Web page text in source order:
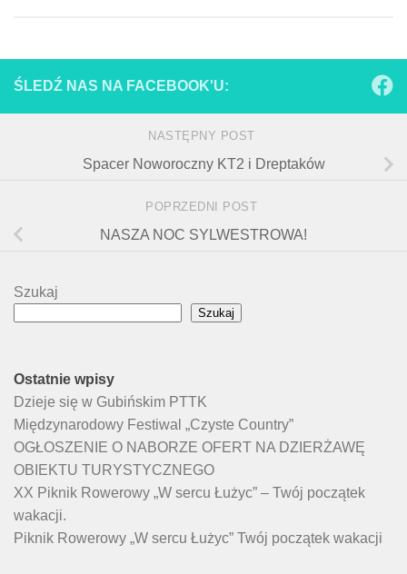
ŚLEDŹ NAS NA FACEBOOK'U:
NASTĘPNY POST
Spacer Noworoczny KT2 i Dreptaków
POPRZEDNI POST
NASZA NOC SYLWESTROWA!
Szukaj
Szukaj
Ostatnie wpisy
Dzieje się w Gubińskim PTTK
Międzynarodowy Festiwal „Czyste Country”
OGŁOSZENIE O NABORZE OFERT NA DZIERŻAWĘ
OBIEKTU TURYSTYCZNEGO
XX Piknik Rowerowy „W sercu Łużyc” – Twój początek
wakacji.
Piknik Rowerowy „W sercu Łużyc” Twój początek wakacji